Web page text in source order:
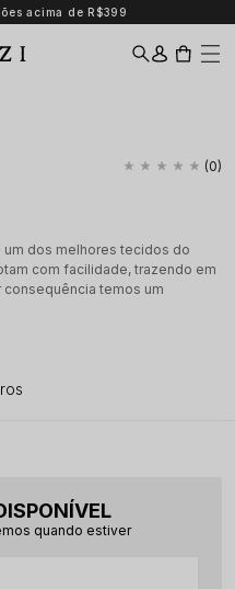
acima de R$399
um dos melhores tecidos do
com facilidade, trazendo em
consequência temos um
(0)
quando estiver